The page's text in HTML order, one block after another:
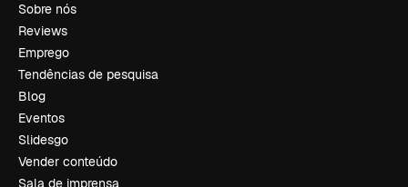
Sobre nós
Reviews
Emprego
Tendências de pesquisa
Blog
Eventos
Slidesgo
Vender conteúdo
Sala de imprensa